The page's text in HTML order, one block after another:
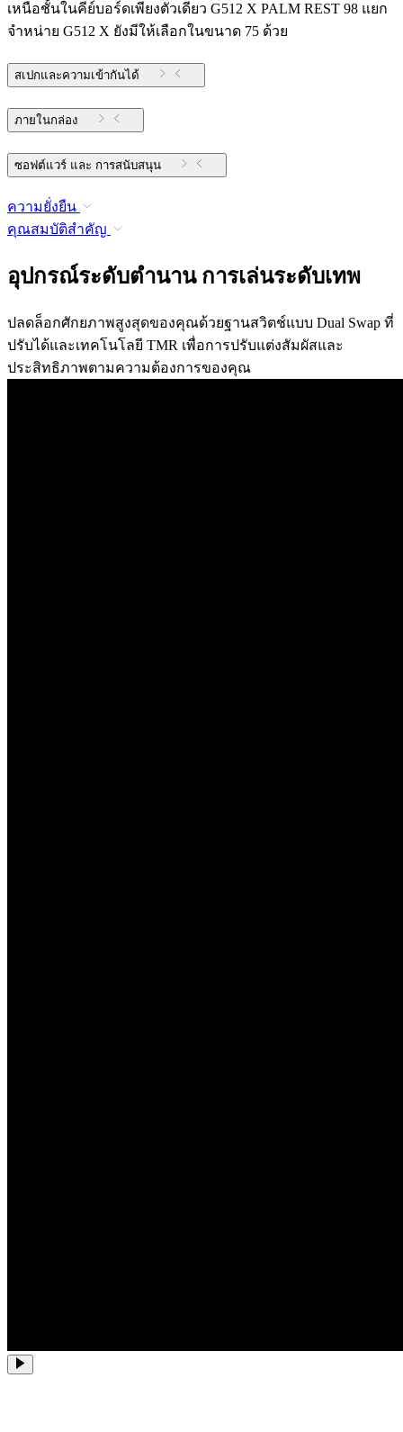
เหนือชั้นในคีย์บอร์ดเพียงตัวเดียว G512 X PALM REST 98 แยก
จำหน่าย G512 X ยังมีให้เลือกในขนาด 75 ด้วย
สเปกและความเข้ากันได้
ภายในกล่อง
ซอฟต์แวร์ และ การสนับสนุน
ความยั่งยืน
คุณสมบัติสำคัญ
อุปกรณ์ระดับตำนาน การเล่นระดับเทพ
ปลดล็อกศักยภาพสูงสุดของคุณด้วยฐานสวิตช์แบบ Dual Swap ที่
ปรับได้และเทคโนโลยี TMR เพื่อการปรับแต่งสัมผัสและ
ประสิทธิภาพตามความต้องการของคุณ